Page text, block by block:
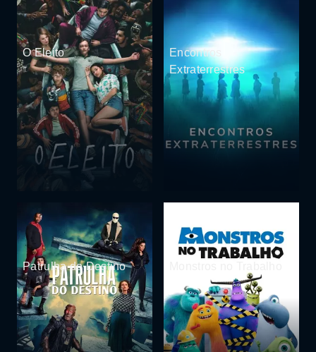
O Eleito
Encontros
Extraterrestres
Patrulha do Destino